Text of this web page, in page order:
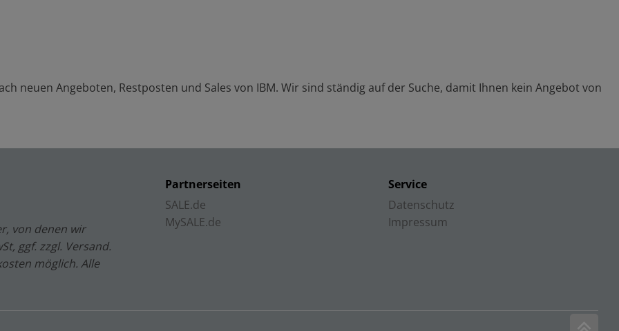
neuen Angeboten, Restposten und Sales von IBM. Wir sind ständig auf der Suche, damit Ihnen kein Angebot von
von denen wir
ggf. zzgl. Versand.
möglich. Alle
Partnerseiten
SALE.de
MySALE.de
Service
Datenschutz
Impressum